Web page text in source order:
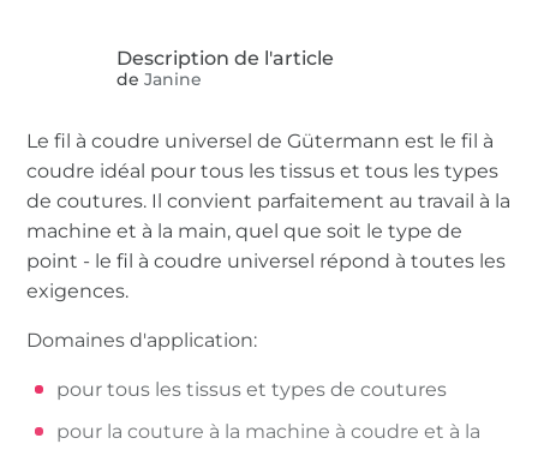
de Janine
Le fil à coudre universel de Gütermann est le fil à
coudre idéal pour tous les tissus et tous les types
de coutures. Il convient parfaitement au travail à la
machine et à la main, quel que soit le type de
point - le fil à coudre universel répond à toutes les
exigences.
Domaines d'application:
pour tous les tissus et types de coutures
pour la couture à la machine à coudre et à la